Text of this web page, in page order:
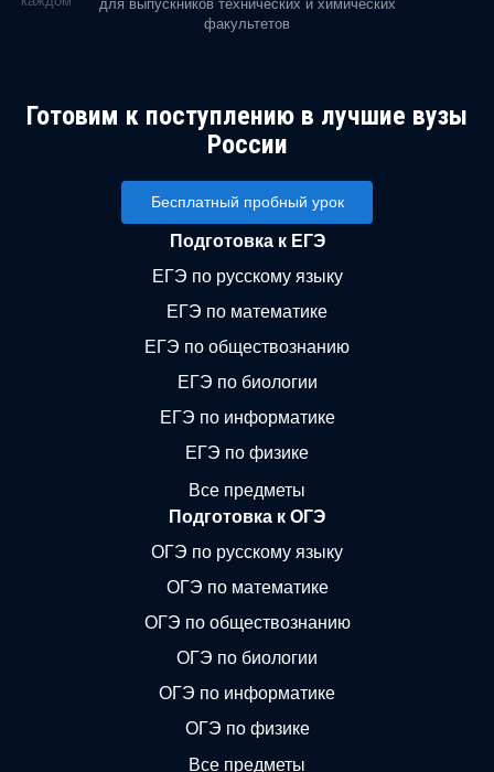
для выпускников технических и химических
факультетов
Готовим к поступлению в лучшие вузы
России
Бесплатный пробный урок
Подготовка к ЕГЭ
ЕГЭ по русскому языку
ЕГЭ по математике
ЕГЭ по обществознанию
ЕГЭ по биологии
ЕГЭ по информатике
ЕГЭ по физике
Все предметы
Подготовка к ОГЭ
ОГЭ по русскому языку
ОГЭ по математике
ОГЭ по обществознанию
ОГЭ по биологии
ОГЭ по информатике
ОГЭ по физике
Все предметы